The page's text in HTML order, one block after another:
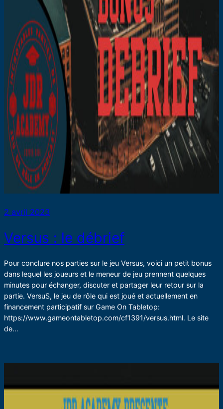
2 avril 2023
Versus : le débrief
Pour conclure nos parties sur le jeu Versus, voici un petit bonus
dans lequel les joueurs et le meneur de jeu prennent quelques
minutes pour échanger, discuter et partager leur retour sur la
partie. VersuS, le jeu de rôle qui est joué et actuellement en
financement participatif sur Game On Tabletop:
https://www.gameontabletop.com/cf1391/versus.html. Le site
de…